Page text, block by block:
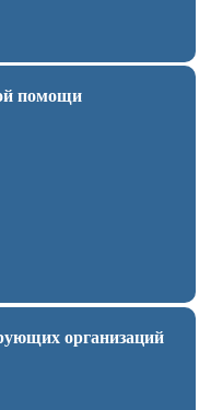
помощи
организаций